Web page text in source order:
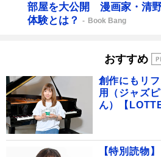
部屋を大公開 漫画家・清
体験とは？
Book Bang
おすすめ
創作にもリ
用（ジャズ
ん）【
【特別読物